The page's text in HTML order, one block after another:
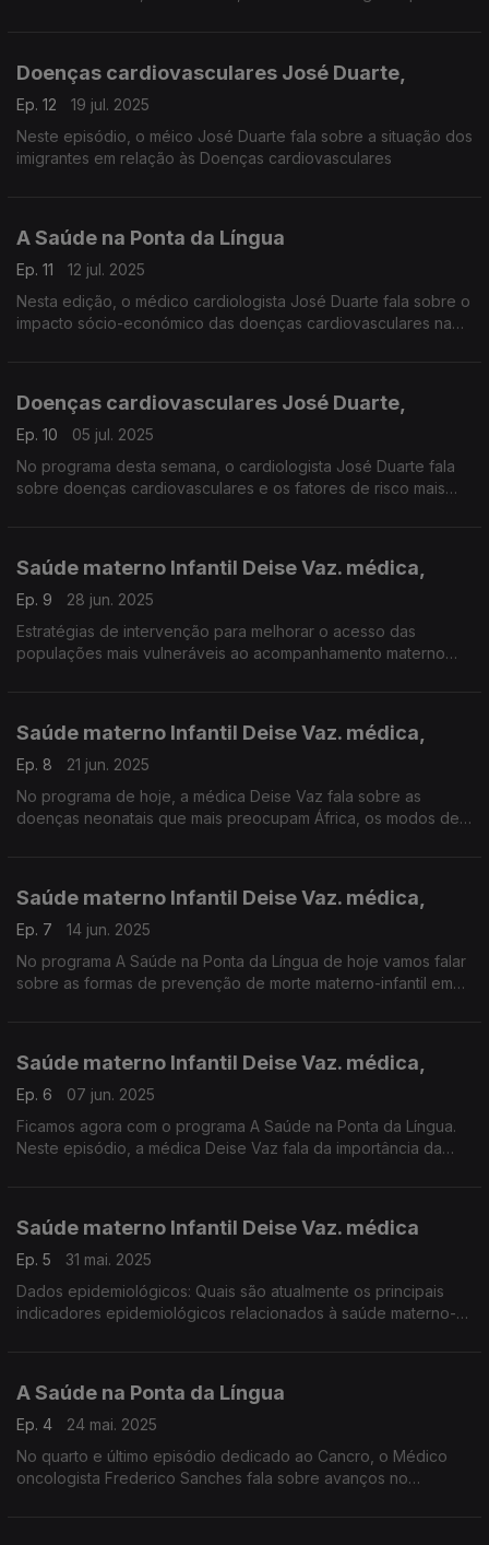
Doenças cardiovasculares José Duarte,
Ep. 12
19 jul. 2025
Neste episódio, o méico José Duarte fala sobre a situação dos
imigrantes em relação às Doenças cardiovasculares
A Saúde na Ponta da Língua
Ep. 11
12 jul. 2025
Nesta edição, o médico cardiologista José Duarte fala sobre o
impacto sócio-económico das doenças cardiovasculares na
Doenças cardiovasculares José Duarte,
Ep. 10
05 jul. 2025
No programa desta semana, o cardiologista José Duarte fala
sobre doenças cardiovasculares e os fatores de risco mais
Saúde materno Infantil Deise Vaz. médica,
Ep. 9
28 jun. 2025
Estratégias de intervenção para melhorar o acesso das
populações mais vulneráveis ao acompanhamento materno
Saúde materno Infantil Deise Vaz. médica,
Ep. 8
21 jun. 2025
No programa de hoje, a médica Deise Vaz fala sobre as
doenças neonatais que mais preocupam África, os modos de
Saúde materno Infantil Deise Vaz. médica,
Ep. 7
14 jun. 2025
No programa A Saúde na Ponta da Língua de hoje vamos falar
sobre as formas de prevenção de morte materno-infantil em
Saúde materno Infantil Deise Vaz. médica,
Ep. 6
07 jun. 2025
Ficamos agora com o programa A Saúde na Ponta da Língua.
Neste episódio, a médica Deise Vaz fala da importância da
Saúde materno Infantil Deise Vaz. médica
Ep. 5
31 mai. 2025
Dados epidemiológicos: Quais são atualmente os principais
indicadores epidemiológicos relacionados à saúde materno-
A Saúde na Ponta da Língua
Ep. 4
24 mai. 2025
No quarto e último episódio dedicado ao Cancro, o Médico
oncologista Frederico Sanches fala sobre avanços no